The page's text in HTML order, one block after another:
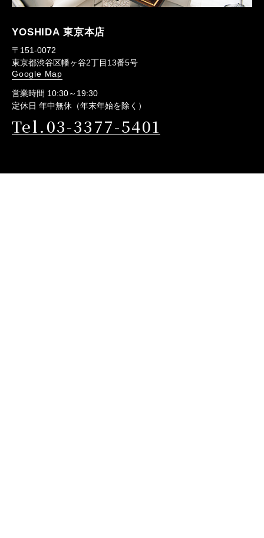
YOSHIDA 東京本店
〒151-0072
東京都渋谷区幡ヶ谷2丁目13番5号
Google Map
営業時間 10:30～19:30
定休日 年中無休（年末年始を除く）
Tel.03-3377-5401